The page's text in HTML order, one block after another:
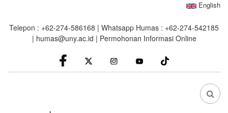
main
English
Telepon : +62-274-586168 | Whatsapp Humas : +62-274-542185
| humas@uny.ac.id | Permohonan Informasi Online
facebook
Instagram youtube
FA